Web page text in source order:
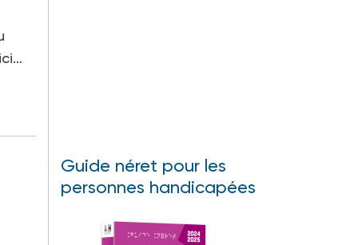
Guide néret pour les
personnes handicapées